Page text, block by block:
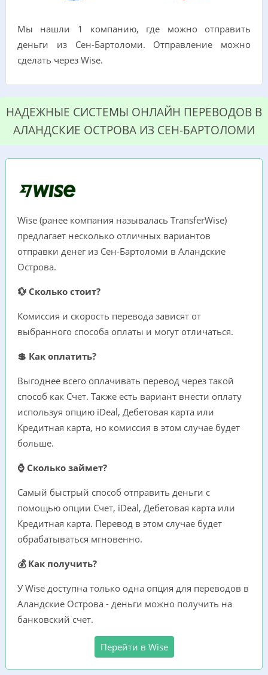
Мы нашли 1 компанию, где можно отправить
деньги из Сен-Бартоломи. Отправление можно
сделать через Wise.
НАДЕЖНЫЕ СИСТЕМЫ ОНЛАЙН ПЕРЕВОДОВ В
АЛАНДСКИЕ ОСТРОВА ИЗ СЕН-БАРТОЛОМИ
Wise (ранее компания называлась TransferWise)
предлагает несколько отличных вариантов
отправки денег из Сен-Бартоломи в Аландские
Острова.
💱 Сколько стоит?
Комиссия и скорость перевода зависят от
выбранного способа оплаты и могут отличаться.
💲 Как оплатить?
Выгоднее всего оплачивать перевод через такой
способ как Счет. Также есть вариант внести оплату
используя опцию iDeal, Дебетовая карта или
Кредитная карта, но комиссия в этом случае будет
больше.
⌚ Сколько займет?
Самый быстрый способ отправить деньги с
помощью опции Счет, iDeal, Дебетовая карта или
Кредитная карта. Перевод в этом случае будет
обрабатываться мгновенно.
💰 Как получить?
У Wise доступна только одна опция для переводов в
Аландские Острова - деньги можно получить на
банковский счет.
Перейти в Wise